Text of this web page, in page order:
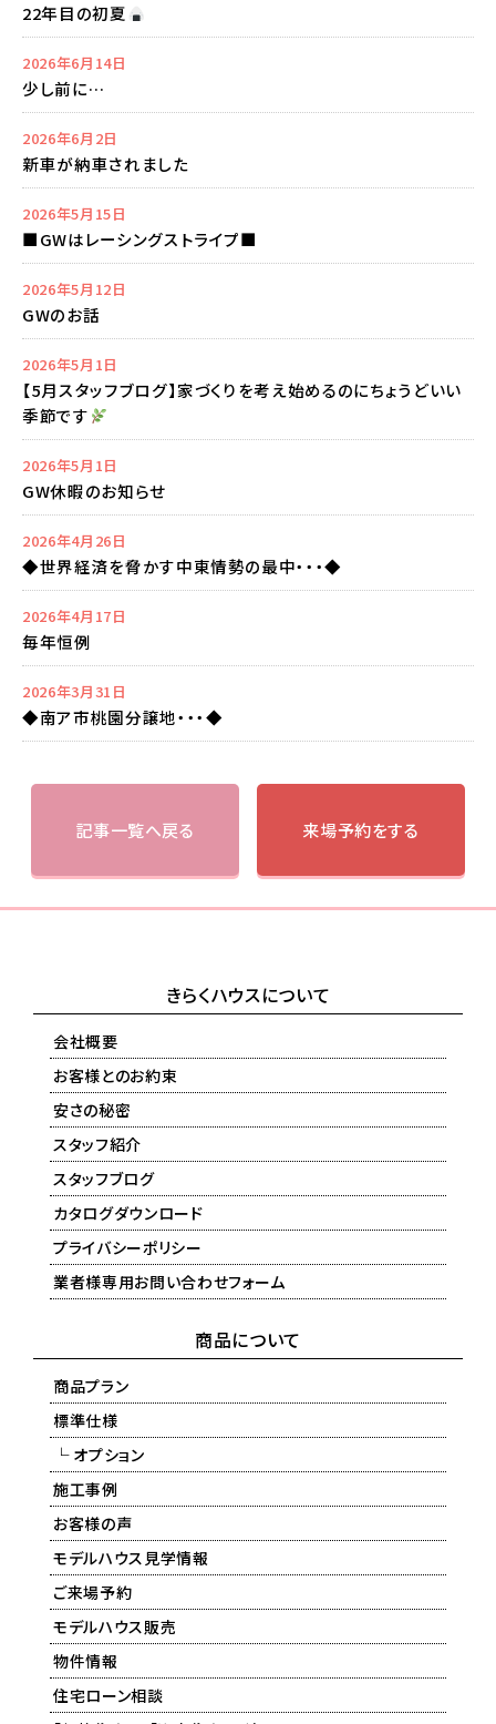
22年目の初夏
2026年6月14日
少し前に…
2026年6月2日
新車が納車されました
2026年5月15日
■GWはレーシングストライプ■
2026年5月12日
GWのお話
2026年5月1日
【5月スタッフブログ】家づくりを考え始めるのにちょうどいい
季節です
2026年5月1日
GW休暇のお知らせ
2026年4月26日
◆世界経済を脅かす中東情勢の最中・・・◆
2026年4月17日
毎年恒例
2026年3月31日
◆南ア市桃園分譲地・・・◆
記事一覧へ戻る 来場予約をする
きらくハウスについて
会社概要
お客様とのお約束
安さの秘密
スタッフ紹介
スタッフブログ
カタログダウンロード
プライバシーポリシー
業者様専用お問い合わせフォーム
商品について
商品プラン
標準仕様
└ オプション
施工事例
お客様の声
モデルハウス見学情報
ご来場予約
モデルハウス販売
物件情報
住宅ローン相談